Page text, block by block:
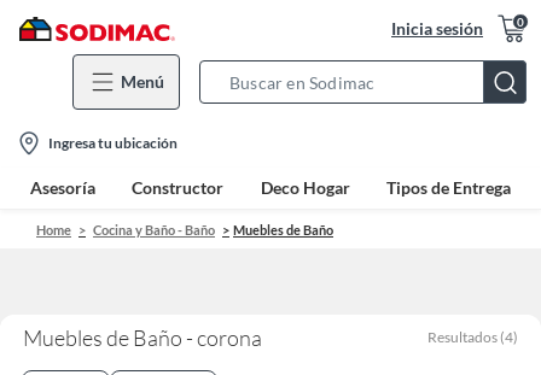
Inicia sesión 0
Menú
Bar
location-
icon
Ingresa tu ubicación
Asesoría Constructor Deco Hogar Tipos de Entrega
Home Cocina y Baño - Baño Muebles de Baño
Muebles de Baño - corona Resultados (4)